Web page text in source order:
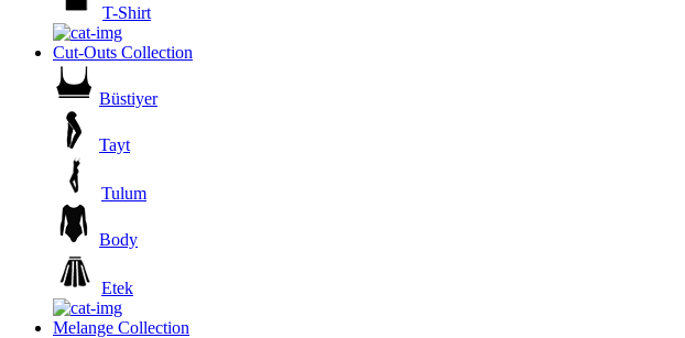
T-Shirt
Cut-Outs Collection
Büstiyer
Tayt
Tulum
Body
Etek
Melange Collection